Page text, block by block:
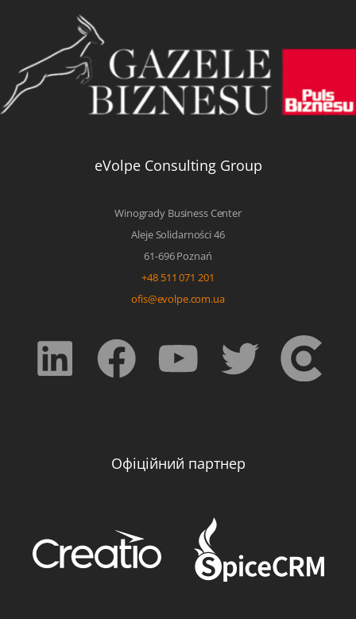
eVolpe Consulting Group
Winogrady Business Center
Aleje Solidarności 46
61-696 Poznań
+48 511 071 201
ofis@evolpe.com.ua
Офіційний партнер